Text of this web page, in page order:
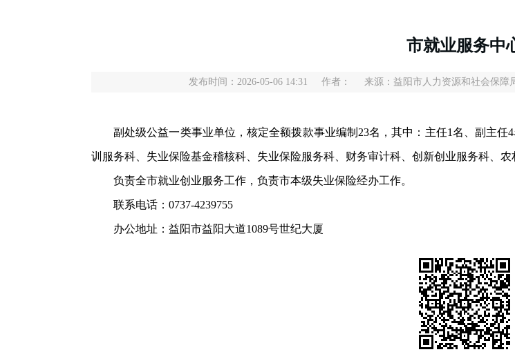
市就业服务中
发布时间：2026-05-06 14:31 作者： 来源：益阳市人力资源和社会保障
副处级公益一类事业单位，核定全额拨款事业编制23名，其中：主任1名、副主
训服务科、失业保险基金稽核科、失业保险服务科、财务审计科、创新创业服务科、
负责全市就业创业服务工作，负责市本级失业保险经办工作。
联系电话：0737-4239755
办公地址：益阳市益阳大道1089号世纪大厦